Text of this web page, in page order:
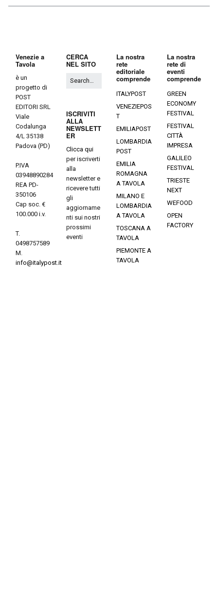
Venezie a
Tavola
è un
progetto di
POST
EDITORI SRL
Viale
Codalunga
4/L 35138
Padova (PD)
P.IVA
03948890284
REA PD-
350106
Cap soc. €
100.000 i.v.
T.
0498757589
M.
info@italypost.it
CERCA
NEL SITO
ISCRIVITI
ALLA
NEWSLETT
ER
Clicca qui
per iscriverti
alla
newsletter e
ricevere tutti
gli
aggiorname
nti sui nostri
prossimi
eventi
La nostra
rete
editoriale
comprende
ITALYPOST
VENEZIEPOS
T
EMILIAPOST
LOMBARDIA
POST
EMILIA
ROMAGNA
A TAVOLA
MILANO E
LOMBARDIA
A TAVOLA
TOSCANA A
TAVOLA
PIEMONTE A
TAVOLA
La nostra
rete di
eventi
comprende
GREEN
ECONOMY
FESTIVAL
FESTIVAL
CITTÀ
IMPRESA
GALILEO
FESTIVAL
TRIESTE
NEXT
WEFOOD
OPEN
FACTORY